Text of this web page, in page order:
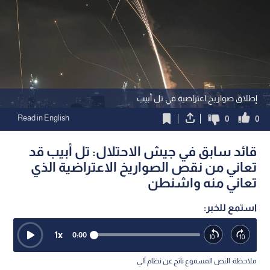
إطلاق صواريخ اعتراضية في تل أبيب
0
0
Read in English
قائد سابق في جيش الاحتلال: تل أبيب قد
تعاني من نقص الصواريخ الاعتراضية الذي
تعاني منه واشنطن
استمع للخبر:
0:00
1x
ملاحظة: النص المسموع ناتج عن نظام آلي